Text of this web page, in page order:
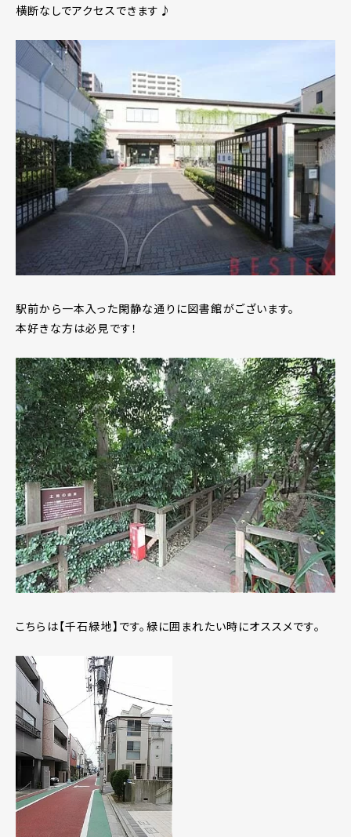
横断なしでアクセスできます♪
駅前から一本入った閑静な通りに図書館がございます。
本好きな方は必見です！
こちらは【千石緑地】です。緑に囲まれたい時にオススメです。